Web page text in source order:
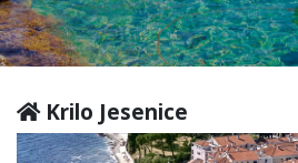
Krilo Jesenice